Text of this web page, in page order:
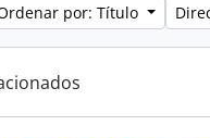
por: Título